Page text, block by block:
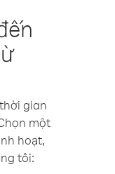
gian
một
hoạt,
tôi: